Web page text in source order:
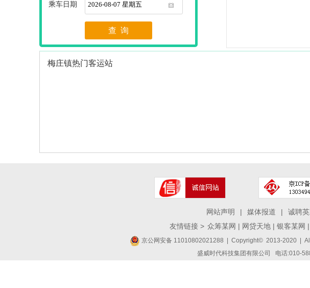
乘车日期
1
查 询
梅庄镇热门客运站
网站声明 | 媒体报道 | 诚聘
友情链接 > 众筹某网 | 网贷天地 | 银客某网 |
京公网安备 11010802021288 | Copyright© 2013-2020 | All
盛威时代科技集团有限公司 电话:010-